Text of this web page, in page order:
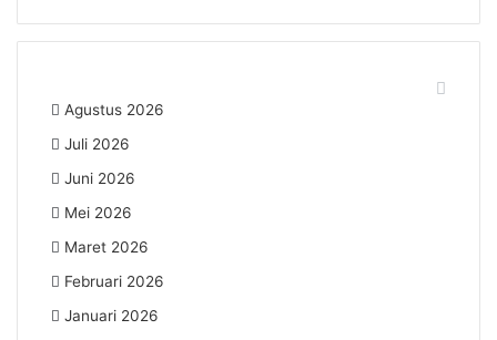
Agustus 2026
Juli 2026
Juni 2026
Mei 2026
Maret 2026
Februari 2026
Januari 2026